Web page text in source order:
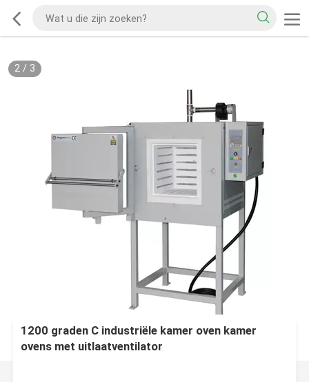
2/ 3
1200 graden C industriële kamer oven kamer
ovens met uitlaatventilator